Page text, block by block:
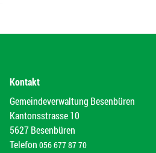
Kontakt
Gemeindeverwaltung Besenbüren
Kantonsstrasse 10
5627 Besenbüren
Telefon 056 677 87 70